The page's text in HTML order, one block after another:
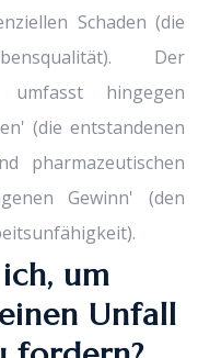
Schaden (die
Der
umfasst hingegen
(die entstandenen
pharmazeutischen
Gewinn' (den
um
Unfall